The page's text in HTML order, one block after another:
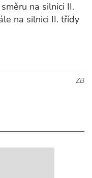
na silnici II.
na silnici II. třídy
ZB